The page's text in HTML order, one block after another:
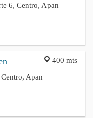
6, Centro, Apan
400 mts
Apan